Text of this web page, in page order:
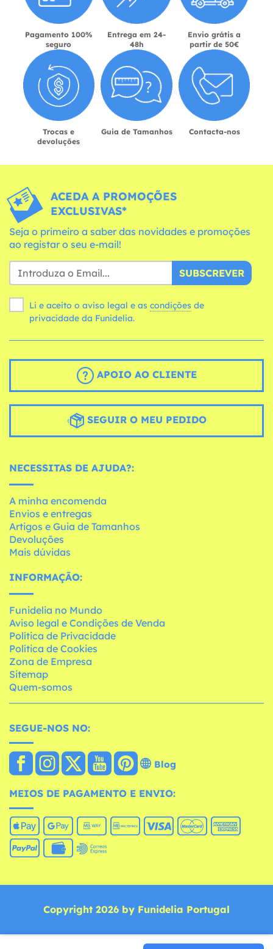
Pagamento 100%
seguro
Entrega em 24-
48h
Envio grátis a
partir de 50€
Trocas e
devoluções
Guia de Tamanhos Contacta-nos
ACEDA A PROMOÇÕES
EXCLUSIVAS*
Seja o primeiro a saber das novidades e promoções
ao registar o seu e-mail!
SUBSCREVER
Li e aceito o aviso legal e as condições
privacidade da Funidelia.
APOIO AO CLIENTE
SEGUIR O MEU PEDIDO
NECESSITAS DE AJUDA?:
A minha encomenda
Envios e entregas
Artigos e Guia de Tamanhos
Devoluções
Mais dúvidas
INFORMAÇÃO:
Funidelia no Mundo
Aviso legal e Condições de Venda
Política de Privacidade
Política de Cookies
Zona de Empresa
Sitemap
Quem-somos
SEGUE-NOS NO:
Blog
MEIOS DE PAGAMENTO E ENVIO:
Copyright 2026 by Funidelia Portugal